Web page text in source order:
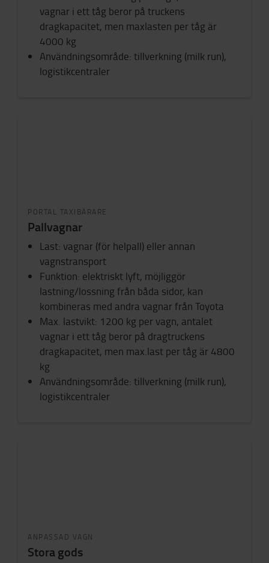
vagnar i ett tåg beror på truckens
dragkapacitet, men maxlasten per tåg är
4000 kg
Användningsområde: tillverkning (milk run),
logistikcentraler
PORTAL TAXIBÄRARE
Pallvagnar
Last: vagnar (för helpall) eller annan
vagnstransport
Funktion: elektriskt lyft, möjliggör
lastning/lossning från båda sidor, kan
kombineras med andra vagnar från Toyota
Max. lastvikt: 1200 kg per vagn, antalet
vagnar i ett tåg beror på dragtruckens
dragkapacitet, men max.last per tåg är 4800
kg
Användningsområde: tillverkning (milk run),
logistikcentraler
ANPASSAD VAGN
Stora gods